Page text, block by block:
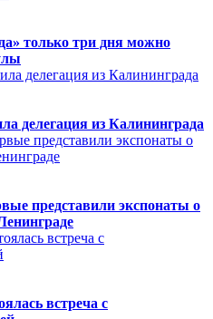
только три дня можно
делегация из Калининграда
представили экспонаты о
встреча с